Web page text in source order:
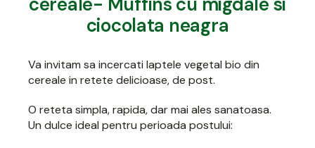
ciocolata neagra
Va invitam sa incercati laptele vegetal bio din
cereale in retete delicioase, de post.
O reteta simpla, rapida, dar mai ales sanatoasa.
Un dulce ideal pentru perioada postului: